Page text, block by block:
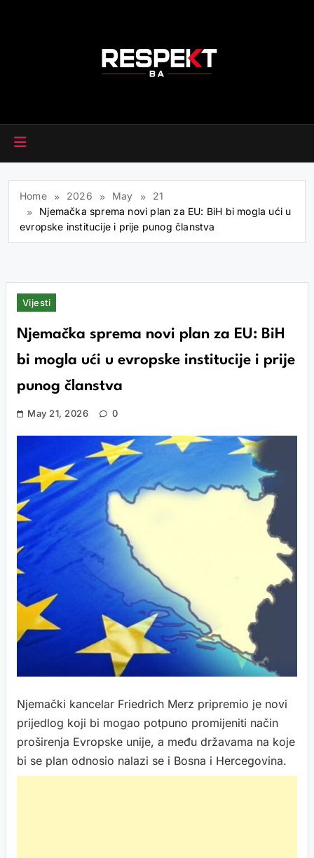
Home 2026 May
21
Njemačka sprema novi plan za EU: BiH bi mogla ući u
evropske institucije i prije punog članstva
Vijesti
Njemačka sprema novi plan za EU: BiH
bi mogla ući u evropske institucije i prije
punog članstva
May 21, 2026 0
Njemački kancelar Friedrich Merz pripremio je novi
prijedlog koji bi mogao potpuno promijeniti način
proširenja Evropske unije, a među državama na koje
bi se plan odnosio nalazi se i Bosna i Hercegovina.